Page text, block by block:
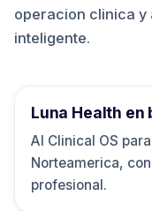
operacion clinica y
inteligente.
Luna Health en
AI Clinical OS
Norteamerica,
profesional.